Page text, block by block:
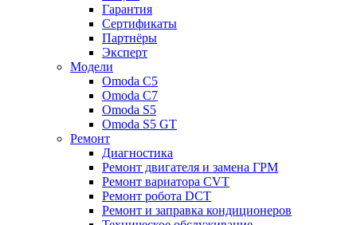
Гарантия
Сертификаты
Партнёры
Эксперт
Модели
Omoda C5
Omoda C7
Omoda S5
Omoda S5 GT
Ремонт
Диагностика
Ремонт двигателя и замена ГРМ
Ремонт вариатора CVT
Ремонт робота DCT
Ремонт и заправка кондиционеров